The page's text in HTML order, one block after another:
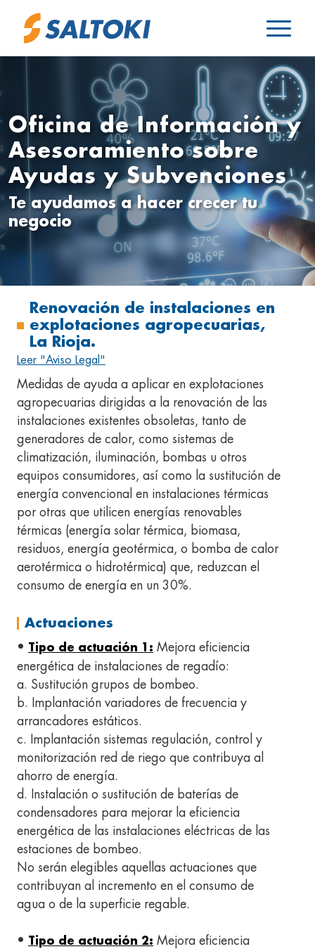
Oficina de Información y
Asesoramiento sobre
Ayudas y Subvenciones
Te ayudamos a hacer crecer tu
negocio
Renovación de instalaciones en
explotaciones agropecuarias,
La Rioja.
Leer "Aviso Legal"
Medidas de ayuda a aplicar en explotaciones
agropecuarias dirigidas a la renovación de las
instalaciones existentes obsoletas, tanto de
generadores de calor, como sistemas de
climatización, iluminación, bombas u otros
equipos consumidores, así como la sustitución de
energía convencional en instalaciones térmicas
por otras que utilicen energías renovables
térmicas (energía solar térmica, biomasa,
residuos, energía geotérmica, o bomba de calor
aerotérmica o hidrotérmica) que, reduzcan el
consumo de energía en un 30%.
Actuaciones
• Tipo de actuación 1: Mejora eficiencia
energética de instalaciones de regadío:
a. Sustitución grupos de bombeo.
b. Implantación variadores de frecuencia y
arrancadores estáticos.
c. Implantación sistemas regulación, control y
monitorización red de riego que contribuya al
ahorro de energía.
d. Instalación o sustitución de baterías de
condensadores para mejorar la eficiencia
energética de las instalaciones eléctricas de las
estaciones de bombeo.
No serán elegibles aquellas actuaciones que
contribuyan al incremento en el consumo de
agua o de la superficie regable.
• Tipo de actuación 2: Mejora eficiencia